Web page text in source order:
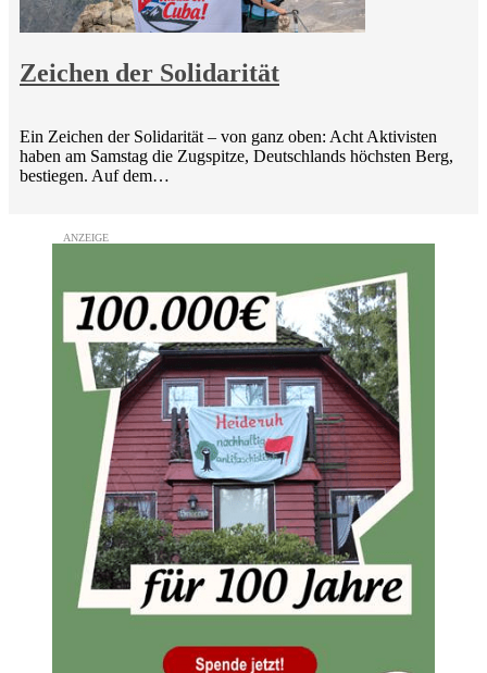
Zeichen der Solidarität
Ein Zeichen der Solidarität – von ganz oben: Acht Aktivisten
haben am Samstag die Zugspitze, Deutschlands höchsten Berg,
bestiegen. Auf dem…